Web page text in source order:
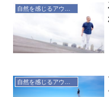
自然を感じるアウトドア